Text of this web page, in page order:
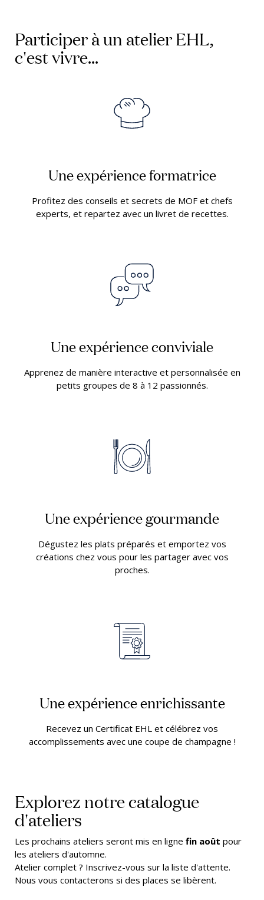
Participer à un atelier EHL,
c'est vivre...
Une expérience formatrice
Profitez des conseils et secrets de MOF et chefs
experts, et repartez avec un livret de recettes.
Une expérience conviviale
Apprenez de manière interactive et personnalisée en
petits groupes de 8 à 12 passionnés.
Une expérience gourmande
Dégustez les plats préparés et emportez vos
créations chez vous pour les partager avec vos
proches.
Une expérience enrichissante
Recevez un Certificat EHL et célébrez vos
accomplissements avec une coupe de champagne !
Explorez notre catalogue
d'ateliers
Les prochains ateliers seront mis en ligne fin août pour
les ateliers d'automne.
Atelier complet ? Inscrivez-vous sur la liste d'attente.
Nous vous contacterons si des places se libèrent.